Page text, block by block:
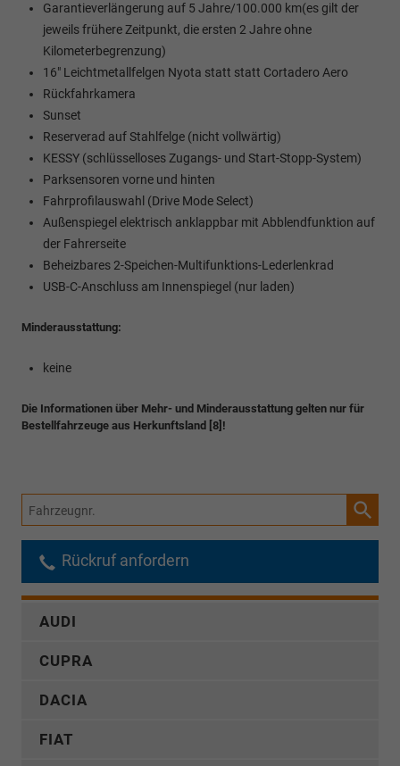
Garantieverlängerung auf 5 Jahre/100.000 km(es gilt der
jeweils frühere Zeitpunkt, die ersten 2 Jahre ohne
Kilometerbegrenzung)
16" Leichtmetallfelgen Nyota statt statt Cortadero Aero
Rückfahrkamera
Sunset
Reserverad auf Stahlfelge (nicht vollwärtig)
KESSY (schlüsselloses Zugangs- und Start-Stopp-System)
Parksensoren vorne und hinten
Fahrprofilauswahl (Drive Mode Select)
Außenspiegel elektrisch anklappbar mit Abblendfunktion auf
der Fahrerseite
Beheizbares 2-Speichen-Multifunktions-Lederlenkrad
USB-C-Anschluss am Innenspiegel (nur laden)
Minderausstattung:
keine
Die Informationen über Mehr- und Minderausstattung gelten nur für
Bestellfahrzeuge aus Herkunftsland [8]!
Fahrzeugnr.
Rückruf anfordern
AUDI
CUPRA
DACIA
FIAT